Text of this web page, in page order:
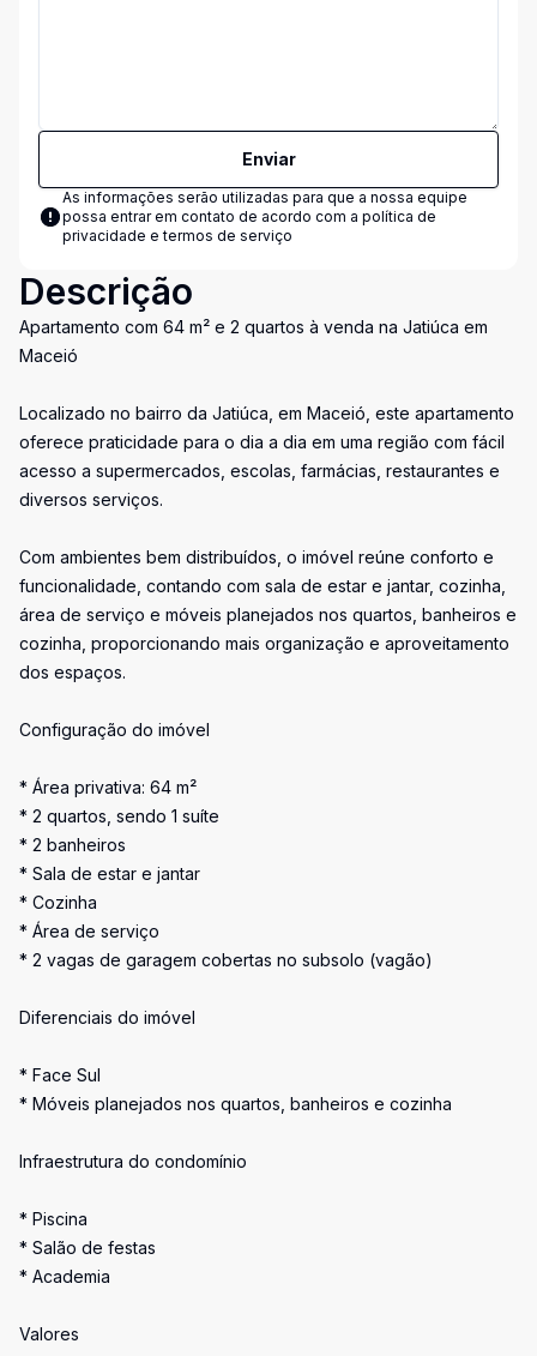
Enviar
As informações serão utilizadas para que a nossa equipe
possa entrar em contato de acordo com a política de
privacidade e termos de serviço
Descrição
Apartamento com 64 m² e 2 quartos à venda na Jatiúca em
Maceió
Localizado no bairro da Jatiúca, em Maceió, este apartamento
oferece praticidade para o dia a dia em uma região com fácil
acesso a supermercados, escolas, farmácias, restaurantes e
diversos serviços.
Com ambientes bem distribuídos, o imóvel reúne conforto e
funcionalidade, contando com sala de estar e jantar, cozinha,
área de serviço e móveis planejados nos quartos, banheiros e
cozinha, proporcionando mais organização e aproveitamento
dos espaços.
Configuração do imóvel
* Área privativa: 64 m²
* 2 quartos, sendo 1 suíte
* 2 banheiros
* Sala de estar e jantar
* Cozinha
* Área de serviço
* 2 vagas de garagem cobertas no subsolo (vagão)
Diferenciais do imóvel
* Face Sul
* Móveis planejados nos quartos, banheiros e cozinha
Infraestrutura do condomínio
* Piscina
* Salão de festas
* Academia
Valores